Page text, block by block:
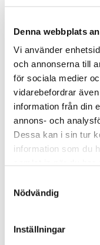
Denna webbplats
Vi använder
och annonserna till
för sociala medier
vidarebefordrar
information från din
annons- och
Dessa kan i sin tur
information som du
Nödvändig
Inställningar
*Gäller endast
Snabba leveranser
Beställningar innan
Leverans 1-3
Typ/Produkt